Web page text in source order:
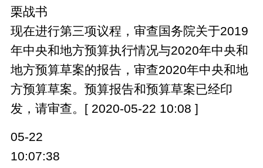
栗战书
现在进行第三项议程，审查国务院关于2019
年中央和地方预算执行情况与2020年中央和
地方预算草案的报告，审查2020年中央和地
方预算草案。预算报告和预算草案已经印
发，请审查。[ 2020-05-22 10:08 ]
05-22
10:07:38